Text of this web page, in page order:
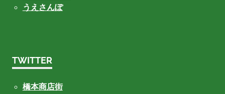
うえさんぽ
TWITTER
橋本商店街